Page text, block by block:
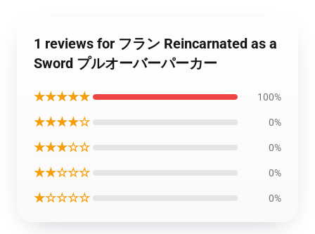
1 reviews for フラン Reincarnated as a
Sword プルオーバーパーカー
★★★★★ 100%
★★★★☆ 0%
★★★☆☆ 0%
★★☆☆☆ 0%
★☆☆☆☆ 0%